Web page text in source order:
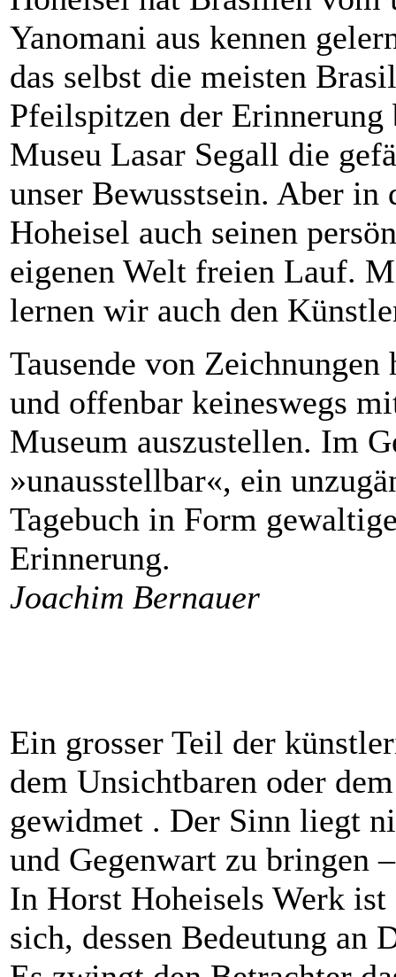
Yanomani aus kennen
das selbst die meisten
Pfeilspitzen der
Museu Lasar Segall die
unser Bewusstsein. Aber
Hoheisel auch seinen
eigenen Welt freien Lauf.
lernen wir auch den
Tausende von
und offenbar keineswegs
Museum auszustellen. Im
»unausstellbar«, ein
Tagebuch in Form
Erinnerung.
Joachim Bernauer
Ein grosser Teil der
dem Unsichtbaren oder
gewidmet . Der Sinn liegt
und Gegenwart zu bringen
In Horst Hoheisels Werk ist
sich, dessen Bedeutung an